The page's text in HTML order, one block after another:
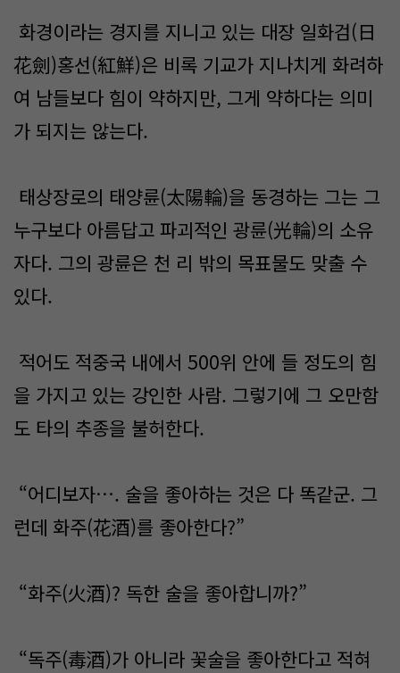
화경이라는 경지를 지니고 있는 대장 일화검(日
花劍)홍선(紅鮮)은 비록 기교가 지나치게 화려하
여 남들보다 힘이 약하지만, 그게 약하다는 의미
가 되지는 않는다.
태상장로의 태양륜(太陽輪)을 동경하는 그는 그
누구보다 아름답고 파괴적인 광륜(光輪)의 소유
자다. 그의 광륜은 천 리 밖의 목표물도 맞출 수
있다.
적어도 적중국 내에서 500위 안에 들 정도의 힘
을 가지고 있는 강인한 사람. 그렇기에 그 오만함
도 타의 추종을 불허한다.
“어디보자…. 술을 좋아하는 것은 다 똑같군. 그
런데 화주(花酒)를 좋아한다?”
“화주(火酒)? 독한 술을 좋아합니까?”
“독주(毒酒)가 아니라 꽃술을 좋아한다고 적혀